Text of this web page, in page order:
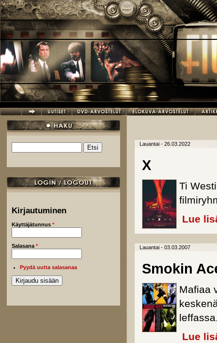
Hyppää pääsisältöön
Hakulomake
Kirjautuminen
Käyttäjätunnus *
Salasana *
Pyydä uutta salasanaa
Lauantai - 26.03.2022
X
Ti
Lue
Lauantai - 03.03.2007
Smokin
Mafiaa
Lue